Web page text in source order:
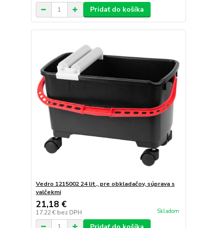
Pridať do košíka
Vedro 1215002 24 lit., pre obkladačov, súprava s
valčekmi
21,18 €
17,22 € bez DPH Skladom